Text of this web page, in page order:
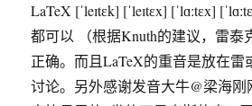
LaTeX [ˈleɪtɛk] [ˈleɪtɛx] [ˈlɑːtɛx]
都可以 （根据Knuth的建议，雷泰
正确。而且LaTeX的重音是放在雷
讨论。另外感谢发音大牛@梁海刚